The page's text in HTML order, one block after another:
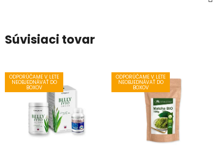
Súvisiaci tovar
ODPORÚČAME V LETE
NEOBJEDNÁVAŤ DO
BOXOV
ODPORÚČAME V LETE
NEOBJEDNÁVAŤ DO
BOXOV